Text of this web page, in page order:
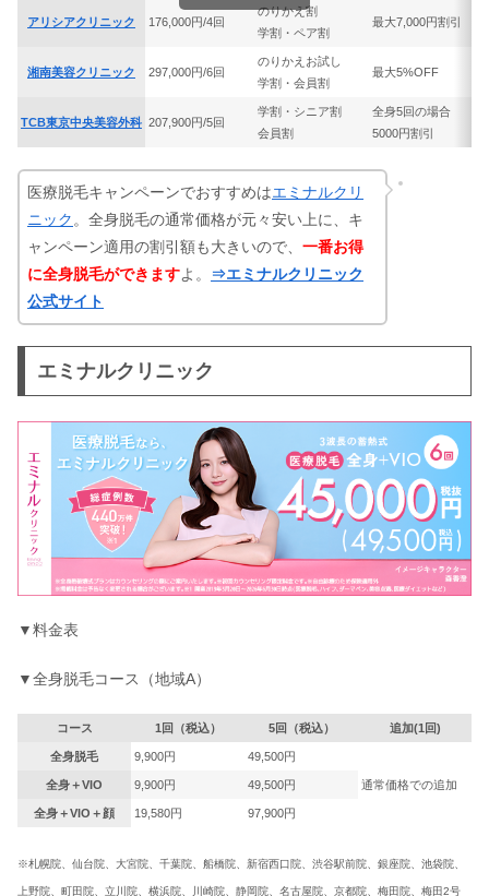
アリシアクリニックのキャンペーン！
め
リゼクリニックの脱毛キャンペーン！
アリシアクリニック 176,000円/4回
のりかえ割
学割・ペア割
最大7,000円割引
湘南美容クリニック 297,000円/6回
のりかえお試し
学割・会員割
最大5%OFF
TCB東京中央美容外科 207,900円/5回
学割・シニア割
会員割
全身5回の場合
5000円割引
医療脱毛キャンペーンでおすすめはエミナルクリ
ニック 。全身脱毛の通常価格が元々安い上に、キ
ャンペーン適用の割引額も大きいので、 一番お得
に全身脱毛ができますよ。
⇒エミナルクリニック
公式サイト
エミナルクリニック
▼料金表
▼全身脱毛コース（地域A）
コース 1回（税込） 5回（税込） 追加(1回)
全身脱毛 9,900円 49,500円
通常価格での追加
全身＋VIO 9,900円 49,500円
全身＋VIO＋顔 19,580円 97,900円
※札幌院、仙台院、大宮院、千葉院、船橋院、新宿西口院、渋谷駅前院、銀座院、池袋院、
上野院、町田院、立川院、横浜院、川崎院、静岡院、名古屋院、京都院、梅田院、梅田2号